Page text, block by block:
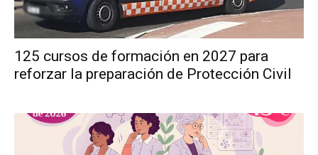
125 cursos de formación en 2027 para
reforzar la preparación de Protección Civil